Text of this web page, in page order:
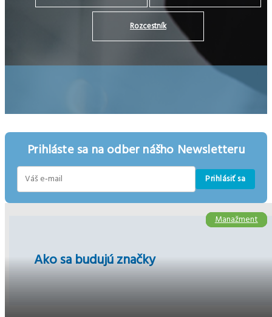
Rozcestník
Prihláste sa na odber nášho Newsletteru
Prihlásiť sa
Ako sa budujú značky
Manažment
Manažment
Manažment